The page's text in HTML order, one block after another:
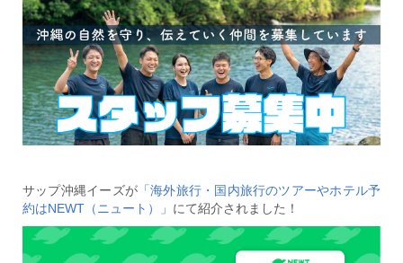
サップ沖縄イーズが 「海外旅行・国内旅行のツアーやホテル予
約はNEWT（ニュート）」 にて紹介されました！